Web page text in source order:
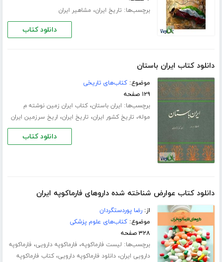
برچسب‌ها: تاریخ ایران، مشاهیر ایران
دانلود کتاب
دانلود کتاب ایران باستان
موضوع:کتاب‌های تاریخی
۱۲۹ صفحه
برچسب‌ها: ایران باستان،کتاب ایران زمین نوشته م
موله، تاریخ کشور ایران، تاریخ ایران، اریخ سرزمین ایران
دانلود کتاب
دانلود کتاب عوارض شناخته شده داروهای فارماکوپه ایران
از:رضا پوردستگردان
موضوع:کتاب‌های علوم پزشکی
۳۲۸ صفحه
برچسب‌ها: لیست فارماکوپه، فارماکوپه دارویی، فارماکوپه
دارویی ایران،دانلود فارماکوپه دارویی،کتاب فارماکوپه